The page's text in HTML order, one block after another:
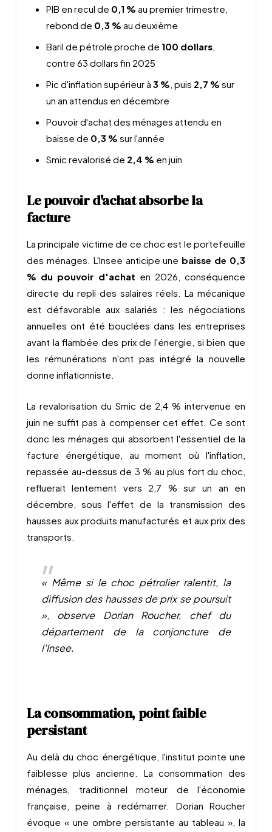
PIB en recul de 0,1 % au premier trimestre,
rebond de 0,3 % au deuxième
Baril de pétrole proche de 100 dollars,
contre 63 dollars fin 2025
Pic d'inflation supérieur à 3 %, puis 2,7 % sur
un an attendus en décembre
Pouvoir d'achat des ménages attendu en
baisse de 0,3 % sur l'année
Smic revalorisé de 2,4 % en juin
Le pouvoir d'achat absorbe la
facture
La principale victime de ce choc est le portefeuille
des ménages. L'Insee anticipe une baisse de 0,3
% du pouvoir d'achat en 2026, conséquence
directe du repli des salaires réels. La mécanique
est défavorable aux salariés : les négociations
annuelles ont été bouclées dans les entreprises
avant la flambée des prix de l'énergie, si bien que
les rémunérations n'ont pas intégré la nouvelle
donne inflationniste.
La revalorisation du Smic de 2,4 % intervenue en
juin ne suffit pas à compenser cet effet. Ce sont
donc les ménages qui absorbent l'essentiel de la
facture énergétique, au moment où l'inflation,
repassée au-dessus de 3 % au plus fort du choc,
refluerait lentement vers 2,7 % sur un an en
décembre, sous l'effet de la transmission des
hausses aux produits manufacturés et aux prix des
transports.
« Même si le choc pétrolier ralentit, la
diffusion des hausses de prix se poursuit
», observe Dorian Roucher, chef du
département de la conjoncture de
l'Insee.
La consommation, point faible
persistant
Au delà du choc énergétique, l'institut pointe une
faiblesse plus ancienne. La consommation des
ménages, traditionnel moteur de l'économie
française, peine à redémarrer. Dorian Roucher
évoque « une ombre persistante au tableau », la